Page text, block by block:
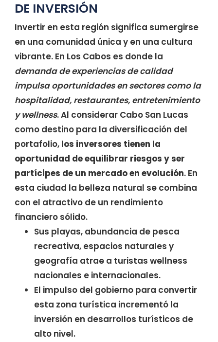
DE INVERSIÓN
Invertir en esta región significa sumergirse
en una comunidad única y en una cultura
vibrante. En Los Cabos es donde la
demanda de experiencias de calidad
impulsa oportunidades en sectores como la
hospitalidad, restaurantes, entretenimiento
y wellness. Al considerar Cabo San Lucas
como destino para la diversificación del
portafolio, los inversores tienen la
oportunidad de equilibrar riesgos y ser
partícipes de un mercado en evolución. En
esta ciudad la belleza natural se combina
con el atractivo de un rendimiento
financiero sólido.
Sus playas, abundancia de pesca
recreativa, espacios naturales y
geografía atrae a turistas wellness
nacionales e internacionales.
El impulso del gobierno para convertir
esta zona turística incrementó la
inversión en desarrollos turísticos de
alto nivel.